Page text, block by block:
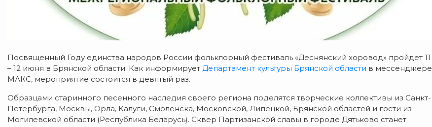
Посвященный Году единства народов России фольклорный фестиваль «Деснянский хоровод» пройдет 11
– 12 июня в Брянской области. Как информирует Департамент культуры Брянской области в мессенджере
МАКС, мероприятие состоится в девятый раз.
Образцами старинного песенного наследия своего региона поделятся творческие коллективы из Санкт-
Петербурга, Москвы, Орла, Калуги, Смоленска, Московской, Липецкой, Брянской областей и гости из
Могилёвской области (Республика Беларусь). Сквер Партизанской славы в городе Дятьково станет